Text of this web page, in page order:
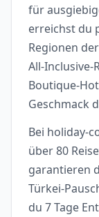
für
erreichst du
Regionen
All-Inclusive-
Boutique-
Geschmack
Bei holiday-
über 80
garantieren
Türkei-
du 7 Tage